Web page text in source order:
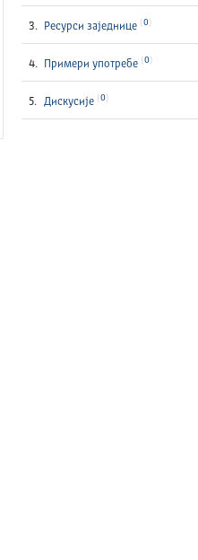
Ресурси заједнице 0
Примери употребе 0
Дискусије 0